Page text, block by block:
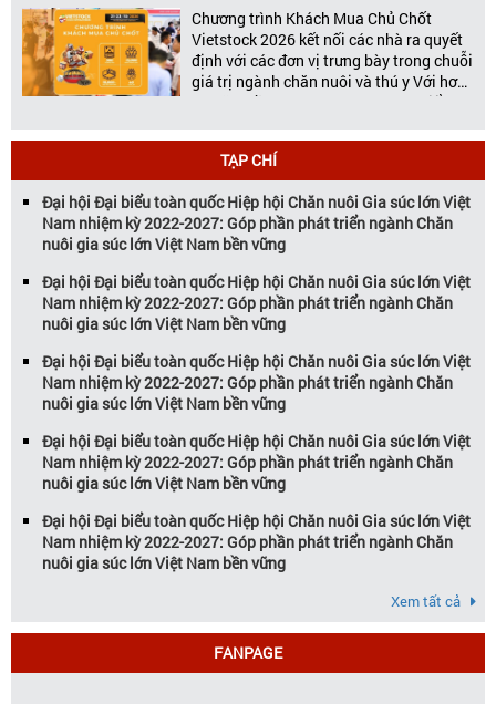
Chương trình Khách Mua Chủ Chốt
Vietstock 2026 kết nối các nhà ra quyết
định với các đơn vị trưng bày trong chuỗi
giá trị ngành chăn nuôi và thú y Với hơn
20 năm đồng hành cùng sự phát triển
Vietstock đã khẳng định vị thế là triển […]
TẠP CHÍ
Đại hội Đại biểu toàn quốc Hiệp hội Chăn nuôi Gia súc lớn Việt
Nam nhiệm kỳ 2022-2027: Góp phần phát triển ngành Chăn
nuôi gia súc lớn Việt Nam bền vững
Đại hội Đại biểu toàn quốc Hiệp hội Chăn nuôi Gia súc lớn Việt
Nam nhiệm kỳ 2022-2027: Góp phần phát triển ngành Chăn
nuôi gia súc lớn Việt Nam bền vững
Đại hội Đại biểu toàn quốc Hiệp hội Chăn nuôi Gia súc lớn Việt
Nam nhiệm kỳ 2022-2027: Góp phần phát triển ngành Chăn
nuôi gia súc lớn Việt Nam bền vững
Đại hội Đại biểu toàn quốc Hiệp hội Chăn nuôi Gia súc lớn Việt
Nam nhiệm kỳ 2022-2027: Góp phần phát triển ngành Chăn
nuôi gia súc lớn Việt Nam bền vững
Đại hội Đại biểu toàn quốc Hiệp hội Chăn nuôi Gia súc lớn Việt
Nam nhiệm kỳ 2022-2027: Góp phần phát triển ngành Chăn
nuôi gia súc lớn Việt Nam bền vững
Xem tất cả
FANPAGE